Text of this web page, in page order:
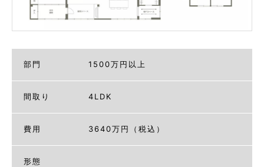
部門 1500万円以上
間取り 4LDK
費用 3640万円（税込）
形態